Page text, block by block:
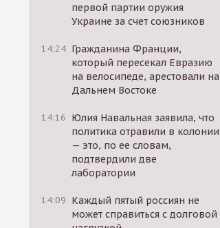
первой партии оружия
Украине за счет союзников
14:24 Гражданина Франции,
который пересекал Евразию
на велосипеде, арестовали на
Дальнем Востоке
14:16 Юлия Навальная заявила, что
политика отравили в колонии
— это, по ее словам,
подтвердили две
лаборатории
14:09 Каждый пятый россиян не
может справиться с долговой